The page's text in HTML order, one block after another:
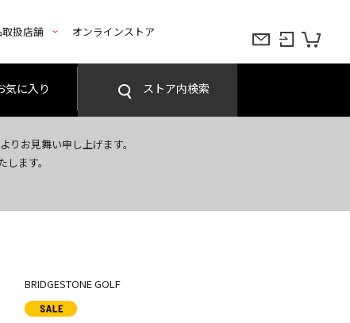
扱店舗 オンラインストア
気に入り ストア内検索
お見舞い申し上げます。
ます。
BRIDGESTONE GOLF